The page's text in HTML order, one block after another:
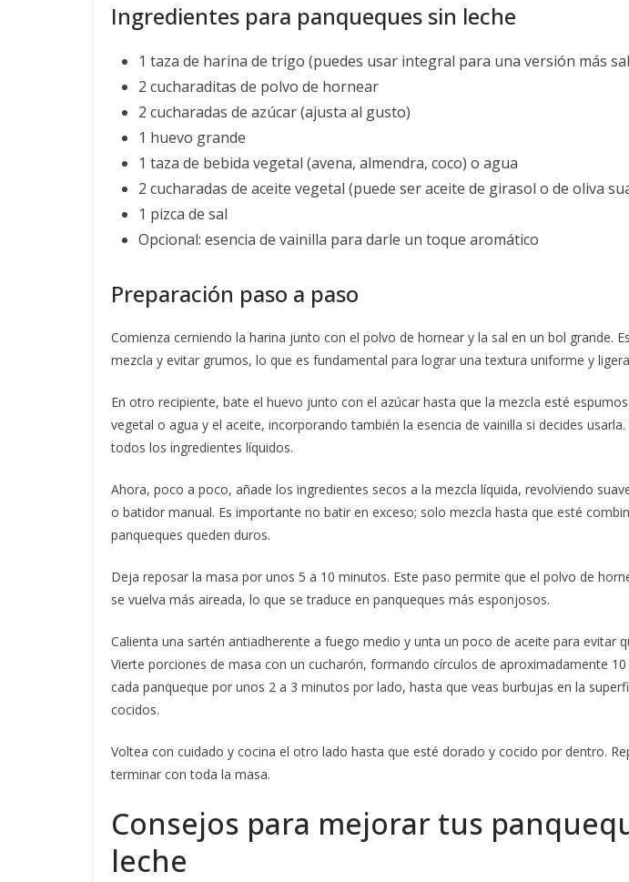
Ingredientes para panqueques sin leche
1 taza de harina de trigo (puedes usar integral para una versión más
2 cucharaditas de polvo de hornear
2 cucharadas de azúcar (ajusta al gusto)
1 huevo grande
1 taza de bebida vegetal (avena, almendra, coco) o agua
2 cucharadas de aceite vegetal (puede ser aceite de girasol o de oliva
1 pizca de sal
Opcional: esencia de vainilla para darle un toque aromático
Preparación paso a paso
Comienza cerniendo la harina junto con el polvo de hornear y la sal en un bol grande.
mezcla y evitar grumos, lo que es fundamental para lograr una textura uniforme y
En otro recipiente, bate el huevo junto con el azúcar hasta que la mezcla esté
vegetal o agua y el aceite, incorporando también la esencia de vainilla si decides
todos los ingredientes líquidos.
Ahora, poco a poco, añade los ingredientes secos a la mezcla líquida, revolviendo
o batidor manual. Es importante no batir en exceso; solo mezcla hasta que esté
panqueques queden duros.
Deja reposar la masa por unos 5 a 10 minutos. Este paso permite que el polvo de
se vuelva más aireada, lo que se traduce en panqueques más esponjosos.
Calienta una sartén antiadherente a fuego medio y unta un poco de aceite para evitar
Vierte porciones de masa con un cucharón, formando círculos de aproximadamente
cada panqueque por unos 2 a 3 minutos por lado, hasta que veas burbujas en la
cocidos.
Voltea con cuidado y cocina el otro lado hasta que esté dorado y cocido por dentro.
terminar con toda la masa.
Consejos para mejorar tus
leche